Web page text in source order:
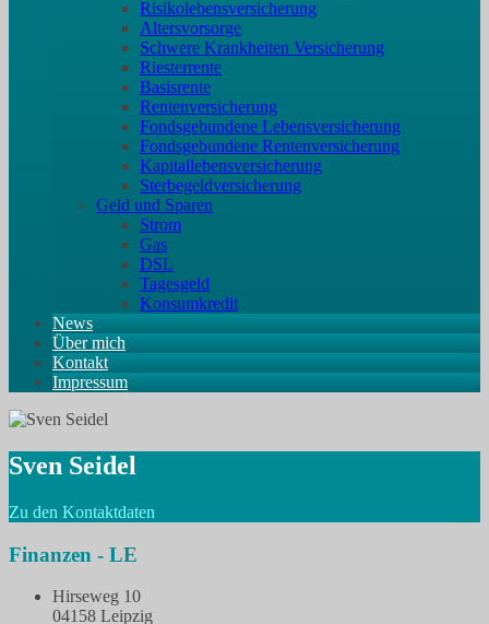
Risikolebensversicherung
Altersvorsorge
Schwere Krankheiten Versicherung
Riesterrente
Basisrente
Rentenversicherung
Fondsgebundene Lebensversicherung
Fondsgebundene Rentenversicherung
Kapitallebensversicherung
Sterbegeldversicherung
Geld und Sparen
Strom
Gas
DSL
Tagesgeld
Konsumkredit
News
Über mich
Kontakt
Impressum
Sven Seidel
Zu den Kontaktdaten
Finanzen - LE
Hirseweg 10
04158 Leipzig